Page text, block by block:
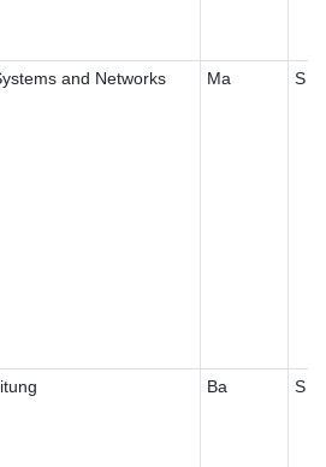
and Networks Ma S
Ba S